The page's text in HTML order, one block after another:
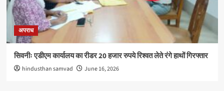
अपराध
सिवनीः एडीएम कार्यालय का रीडर 20 हजार रुपये रिश्वत लेते रंगे हाथों गिरफ्तार
hindusthan samvad June 16, 2026